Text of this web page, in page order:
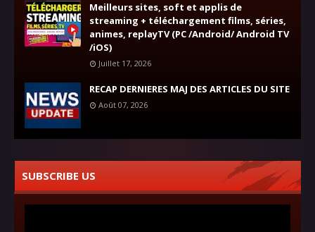
Meilleurs sites, soft et applis de
streaming + téléchargement films, séries,
animes, replayTV (PC /Android/ Android TV
/iOS)
Juillet 17, 2026
RECAP DERNIERES MAJ DES ARTICLES DU SITE
Août 07, 2026
SUBSCRIBE US